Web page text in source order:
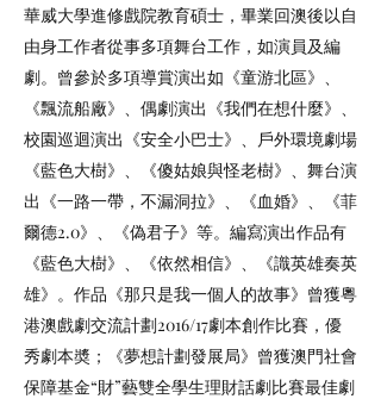
華威大學進修戲院教育碩士，畢業回澳後以自
由身工作者從事多項舞台工作，如演員及編
劇。曾參於多項導賞演出如《童游北區》、
《飄流船廠》、偶劇演出《我們在想什麼》、
校園巡迴演出《安全小巴士》、戶外環境劇場
《藍色大樹》、《傻姑娘與怪老樹》、舞台演
出《一路一帶，不漏洞拉》、《血婚》、《菲
爾德2.0》、《偽君子》等。編寫演出作品有
《藍色大樹》、《依然相信》、《識英雄奏英
雄》。作品《那只是我一個人的故事》曾獲粵
港澳戲劇交流計劃2016/17劇本創作比賽，優
秀劇本奬；《夢想計劃發展局》曾獲澳門社會
保障基金“財”藝雙全學生理財話劇比賽最佳劇